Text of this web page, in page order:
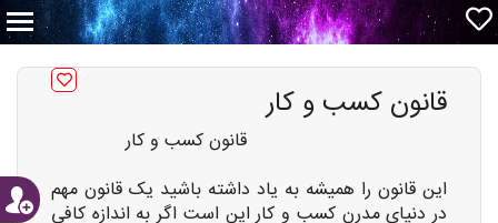
قانون کسب و کار
قانون کسب و کار
این قانون را همیشه به یاد داشته باشید یک قانون مهم
در دنیای مدرن کسب و کار این است اگر به اندازه کافی